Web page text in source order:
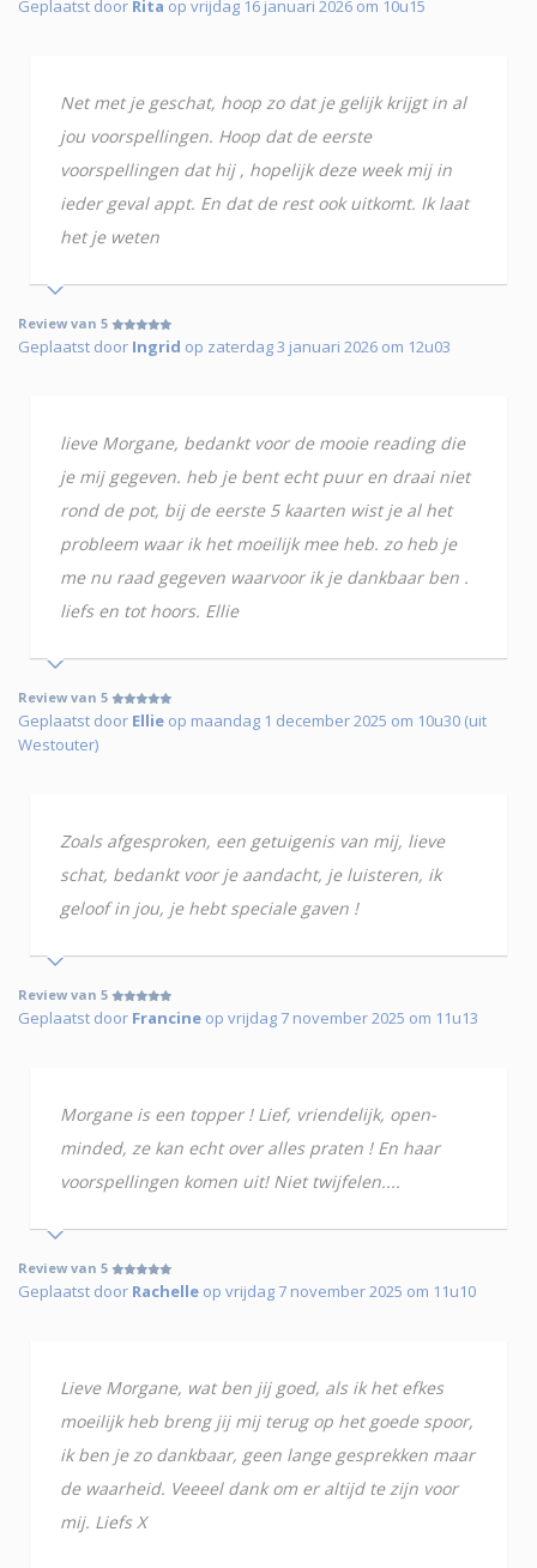
Geplaatst door Rita op vrijdag 16 januari 2026 om 10u15
Net met je geschat, hoop zo dat je gelijk krijgt in al
jou voorspellingen. Hoop dat de eerste
voorspellingen dat hij , hopelijk deze week mij in
ieder geval appt. En dat de rest ook uitkomt. Ik laat
het je weten
Review van 5
Geplaatst door Ingrid op zaterdag 3 januari 2026 om 12u03
lieve Morgane, bedankt voor de mooie reading die
je mij gegeven. heb je bent echt puur en draai niet
rond de pot, bij de eerste 5 kaarten wist je al het
probleem waar ik het moeilijk mee heb. zo heb je
me nu raad gegeven waarvoor ik je dankbaar ben .
liefs en tot hoors. Ellie
Review van 5
Geplaatst door Ellie op maandag 1 december 2025 om 10u30 (uit
Westouter)
Zoals afgesproken, een getuigenis van mij, lieve
schat, bedankt voor je aandacht, je luisteren, ik
geloof in jou, je hebt speciale gaven !
Review van 5
Geplaatst door Francine op vrijdag 7 november 2025 om 11u13
Morgane is een topper ! Lief, vriendelijk, open-
minded, ze kan echt over alles praten ! En haar
voorspellingen komen uit! Niet twijfelen....
Review van 5
Geplaatst door Rachelle op vrijdag 7 november 2025 om 11u10
Lieve Morgane, wat ben jij goed, als ik het efkes
moeilijk heb breng jij mij terug op het goede spoor,
ik ben je zo dankbaar, geen lange gesprekken maar
de waarheid. Veeeel dank om er altijd te zijn voor
mij. Liefs X